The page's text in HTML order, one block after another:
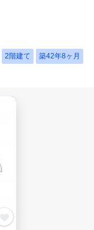
2階建て 築42年8ヶ月